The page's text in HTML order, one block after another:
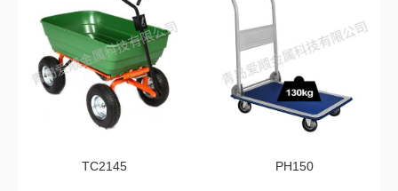
TC2145 PH150